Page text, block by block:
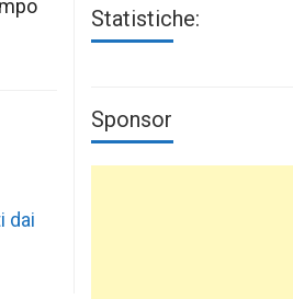
dai
Statistiche:
Sponsor